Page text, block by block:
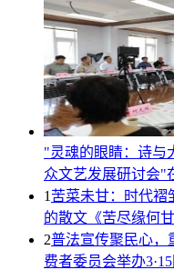
"灵魂的眼睛：诗
众文艺发展研讨会"
1 苦菜未甘：时代
的散文《苦尽缘何甘
2普法宣传聚民心
费者委员会举办